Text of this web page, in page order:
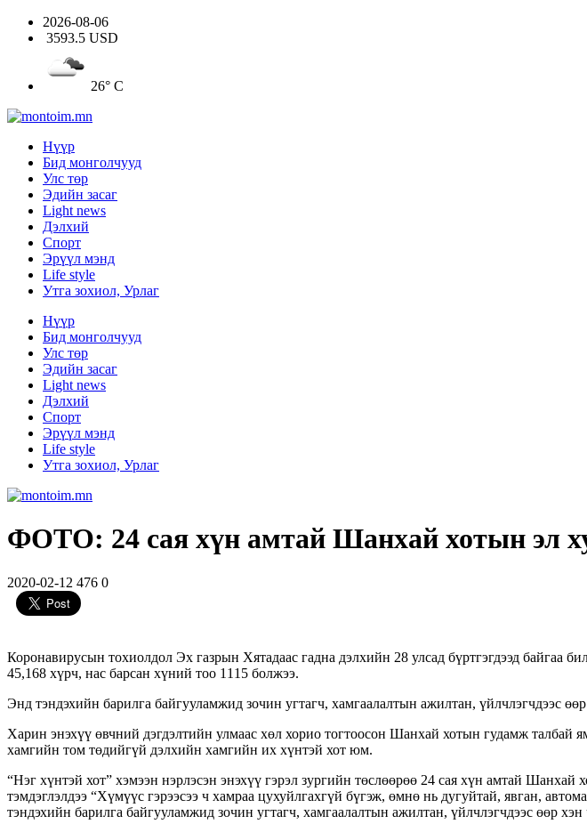
2026-08-06
3593.5 USD
26° C
Нүүр
Бид монголчууд
Улс төр
Эдийн засаг
Light news
Дэлхий
Спорт
Эрүүл мэнд
Life style
Утга зохиол, Урлаг
Нүүр
Бид монголчууд
Улс төр
Эдийн засаг
Light news
Дэлхий
Спорт
Эрүүл мэнд
Life style
Утга зохиол, Урлаг
ФОТО: 24 сая хүн амтай Шанхай хотын эл
2020-02-12 476 0
Коронавирусын тохиолдол Эх газрын Хятадаас гадна дэлхийн 28 улсад бүртгэгдээд байгаа
45,168 хүрч, нас барсан хүний тоо 1115 болжээ.
Энд тэндэхийн барилга байгууламжид зочин угтагч, хамгаалалтын ажилтан, үйлчлэгчдээс өөр
Харин энэхүү өвчний дэгдэлтийн улмаас хөл хорио тогтоосон Шанхай хотын гудамж талбай
хамгийн том төдийгүй дэлхийн хамгийн их хүнтэй хот юм.
“Нэг хүнтэй хот” хэмээн нэрлэсэн энэхүү гэрэл зургийн төслөөрөө 24 сая хүн амтай Шанхай
тэмдэглэлдээ “Хүмүүс гэрээсээ ч хамраа цухуйлгахгүй бүгэж, өмнө нь дугуйтай, явган,
тэндэхийн барилга байгууламжид зочин угтагч, хамгаалалтын ажилтан, үйлчлэгчдээс өөр хэн